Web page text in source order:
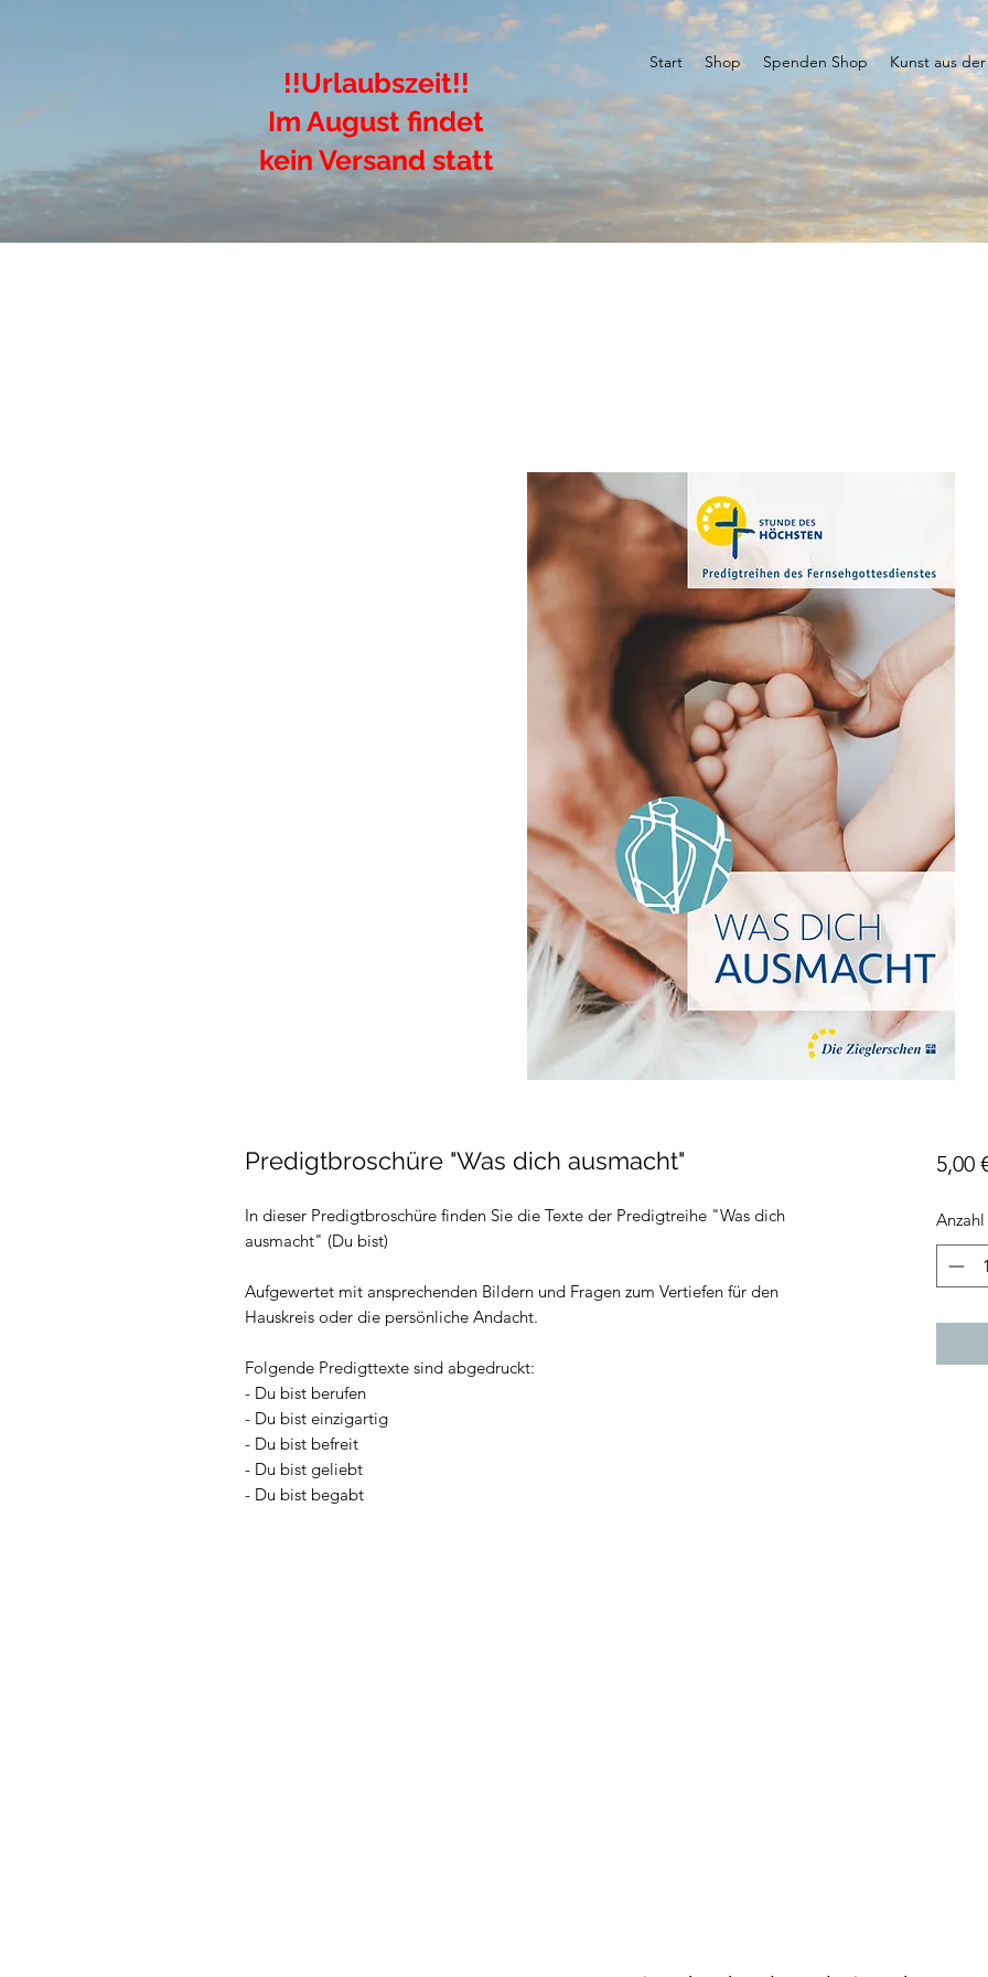
!!Urlaubszeit!!
Im August findet
kein Versand statt
Start Shop Spenden Shop Kunst aus
Predigtbroschüre "Was dich ausmacht"
In dieser Predigtbroschüre finden Sie die Texte der Predigtreihe "Was dich
ausmacht" (Du bist)
Aufgewertet mit ansprechenden Bildern und Fragen zum Vertiefen für den
Hauskreis oder die persönliche Andacht.
Folgende Predigttexte sind abgedruckt:
- Du bist berufen
- Du bist einzigartig
- Du bist befreit
- Du bist geliebt
- Du bist begabt
5,00
Anzahl